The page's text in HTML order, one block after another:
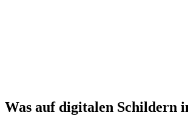
Was auf digitalen Schildern